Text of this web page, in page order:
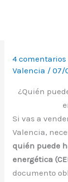
4 comentarios
Valencia /07/
¿Quién
Si vas a
Valencia,
quién puede
energética
documento